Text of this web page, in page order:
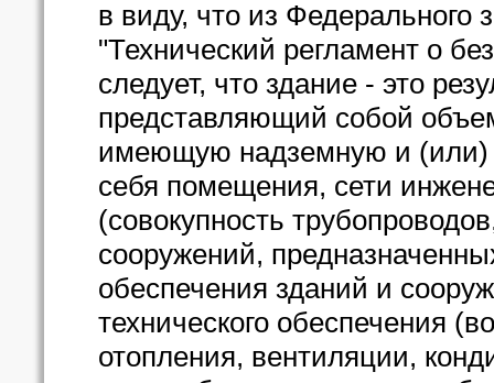
в виду, что из Федерального
"Технический регламент о
следует, что здание - это
представляющий собой
имеющую надземную и
себя помещения, сети
(совокупность
сооружений,
обеспечения зданий и
технического обеспечения
отопления, вентиляции,